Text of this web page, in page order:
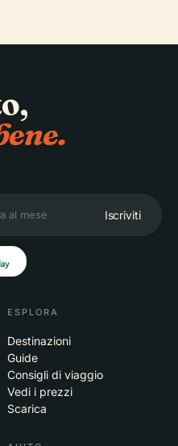
Iscriviti
ESPLORA
Destinazioni
Guide
Consigli di viaggio
Vedi i prezzi
Scarica